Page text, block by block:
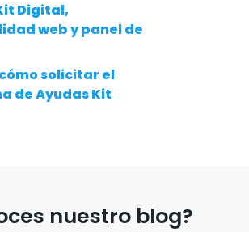
Digital,
web y panel de
cómo solicitar el
de Ayudas Kit
nuestro blog?